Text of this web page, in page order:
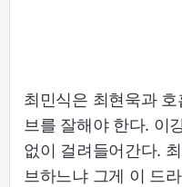
최민식은 최현욱과
브를 잘해야 한다. 이
없이 걸려들어간다.
브하느냐 그게 이 드